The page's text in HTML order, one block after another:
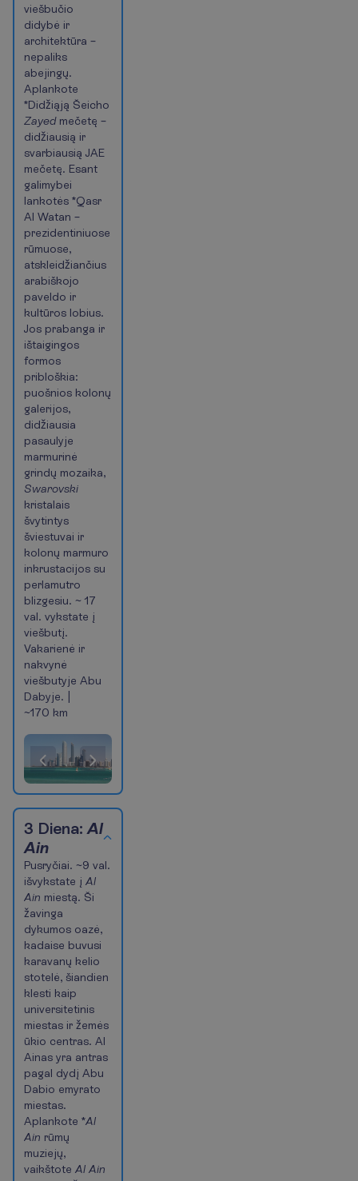
viešbučio
didybė ir
architektūra –
nepaliks
abejingų.
Aplankote
*Didžiąją Šeicho
Zayedmečetę –
didžiausią ir
svarbiausią JAE
mečetę. Esant
galimybei
lankotės *Qasr
Al Watan –
prezidentiniuose
rūmuose,
atskleidžiančius
arabiškojo
paveldo ir
kultūros lobius.
Jos prabanga ir
ištaigingos
formos
pribloškia:
puošnios kolonų
galerijos,
didžiausia
pasaulyje
marmurinė
grindų mozaika,
Swarovski
kristalais
švytintys
šviestuvai ir
kolonų marmuro
inkrustacijos su
perlamutro
blizgesiu. ~ 17
val. vykstate į
viešbutį.
Vakarienė ir
nakvynė
viešbutyje Abu
Dabyje. |
~170 km
(Šiuo
metu
esanti
skaidrė)
Pasiūlymas
1
of
4
3 Diena: Al
Ain
Pusryčiai. ~9 val.
išvykstate į Al
Ain miestą. Ši
žavinga
dykumos oazė,
kadaise buvusi
karavanų kelio
stotelė, šiandien
klesti kaip
universitetinis
miestas ir žemės
ūkio centras. Al
Ainas yra antras
pagal dydį Abu
Dabio emyrato
miestas.
Aplankote *Al
Ain rūmų
muziejų,
vaikštote Al Ain